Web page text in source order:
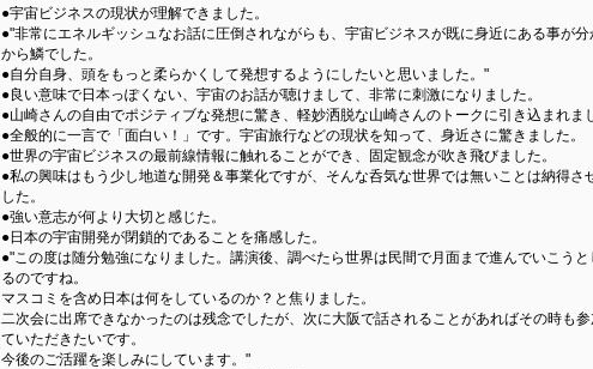
●宇宙ビジネスの現状が理解できました。
●"非常にエネルギッシュなお話に圧倒されながらも、宇宙ビジネスが既に身近にある事が分
から鱗でした。
●自分自身、頭をもっと柔らかくして発想するようにしたいと思いました。"
●良い意味で日本っぽくない、宇宙のお話が聴けまして、非常に刺激になりました。
●山崎さんの自由でポジティブな発想に驚き、軽妙洒脱な山崎さんのトークに引き込まれま
●全般的に一言で「面白い！」です。宇宙旅行などの現状を知って、身近さに驚きました。
●世界の宇宙ビジネスの最前線情報に触れることができ、固定観念が吹き飛びました。
●私の興味はもう少し地道な開発＆事業化ですが、そんな呑気な世界では無いことは納得さ
した。
●強い意志が何より大切と感じた。
●日本の宇宙開発が閉鎖的であることを痛感した。
●"この度は随分勉強になりました。講演後、調べたら世界は民間で月面まで進んでいこうと
るのですね。
マスコミを含め日本は何をしているのか？と焦りました。
二次会に出席できなかったのは残念でしたが、次に大阪で話されることがあればその時も
ていただきたいです。
今後のご活躍を楽しみにしています。"